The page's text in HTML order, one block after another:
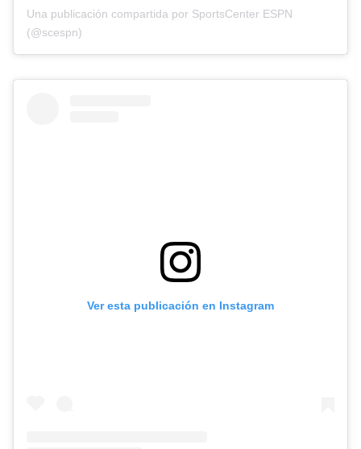
Una publicación compartida por SportsCenter ESPN
(@scespn)
Ver esta publicación en Instagram